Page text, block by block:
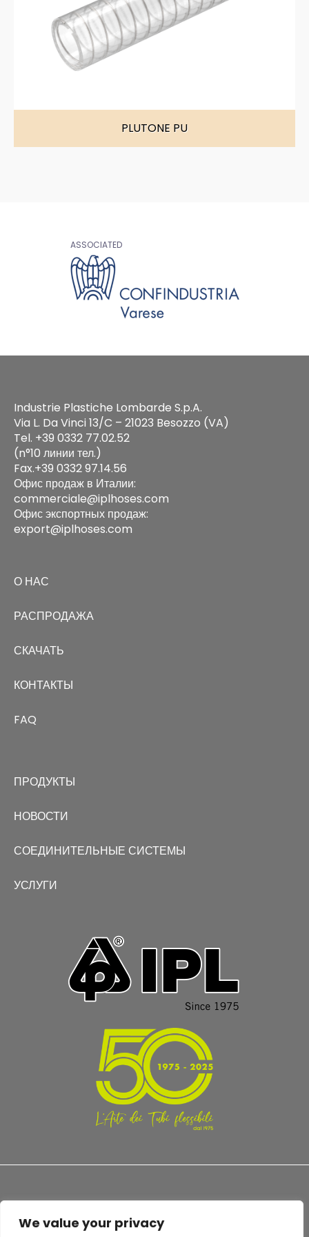
We value your privacy
PLUTONE PU
ASSOCIATED
Industrie Plastiche Lombarde S.p.A.
Via L. Da Vinci 13/C – 21023 Besozzo (VA)
Tel. +39 0332 77.02.52
(n°10 линии тел.)
Fax.+39 0332 97.14.56
Офис продаж в Италии:
commerciale@iplhoses.com
Офис экспортных продаж:
export@iplhoses.com
О НАС
РАСПРОДАЖА
СКАЧАТЬ
КОНТАКТЫ
FAQ
ПРОДУКТЫ
НОВОСТИ
СОЕДИНИТЕЛЬНЫЕ СИСТЕМЫ
УСЛУГИ